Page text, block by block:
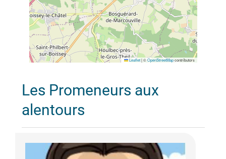
Leaflet |©OpenStreetMapcontributors
Les Promeneurs aux
alentours